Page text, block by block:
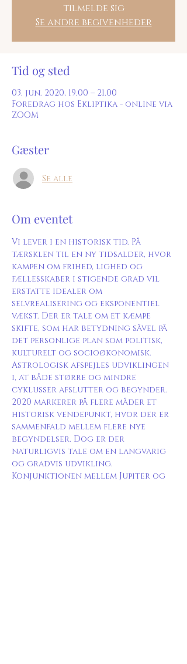
tilmelde sig
Se andre begivenheder
Tid og sted
03. jun. 2020, 19.00 – 21.00
Foredrag hos Ekliptika - online via
ZOOM
Gæster
Se alle
Om eventet
Vi lever i en historisk tid. På
tærsklen til en ny tidsalder, hvor
kampen om frihed, lighed og
fællesskaber i stigende grad vil
erstatte idealer om
selvrealisering og eksponentiel
vækst. Der er tale om et kæmpe
skifte, som har betydning såvel på
det personlige plan som politisk,
kulturelt og socioøkonomisk.
Astrologisk afspejles udviklingen
i, at både større og mindre
cyklusser afslutter og begynder.
2020 markerer på flere måder et
historisk vendepunkt, hvor der er
sammenfald mellem flere nye
begyndelser. Dog er der
naturligvis tale om en langvarig
og gradvis udvikling.
Konjunktionen mellem Jupiter og